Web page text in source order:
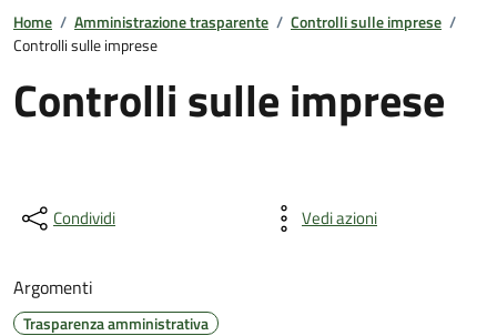
Home / Amministrazione trasparente / Controlli sulle imprese /
Controlli sulle imprese
Controlli sulle imprese
Condividi Vedi azioni
Argomenti
Trasparenza amministrativa